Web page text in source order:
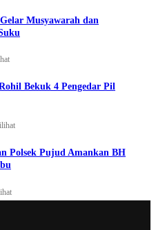
Musyawarah dan
Bekuk 4 Pengedar Pil
Polsek Pujud Amankan BH